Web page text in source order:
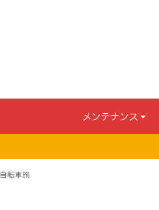
メンテナンス
自転車旅